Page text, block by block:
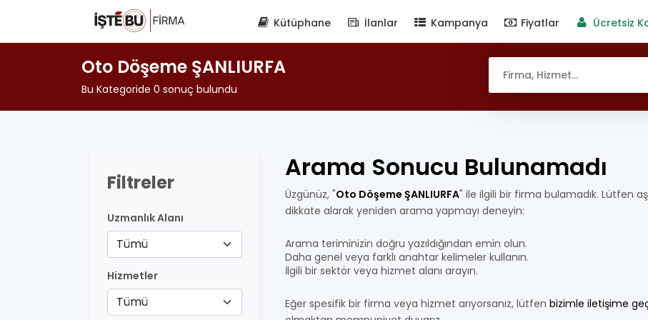
Kütüphane İlanlar Kampanya Fiyatlar Ücretsiz
Oto Döşeme ŞANLIURFA
Bu Kategoride 0 sonuç bulundu
Filtreler
Uzmanlık Alanı
Tümü
Hizmetler
Tümü
Arama Sonucu Bulunamadı
Üzgünüz, "Oto Döşeme ŞANLIURFA" ile ilgili bir firma bulamadık. Lütfen
dikkate alarak yeniden arama yapmayı deneyin:
Arama teriminizin doğru yazıldığından emin olun.
Daha genel veya farklı anahtar kelimeler kullanın.
İlgili bir sektör veya hizmet alanı arayın.
Eğer spesifik bir firma veya hizmet arıyorsanız, lütfen bizimle iletişime